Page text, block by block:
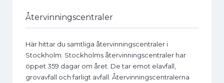
Återvinningscentraler
Här hittar du samtliga återvinningscentraler i
Stockholm. Stockholms återvinningscentraler har
öppet 359 dagar om året. De tar emot elavfall,
grovavfall och farligt avfall. Återvinningscentralerna